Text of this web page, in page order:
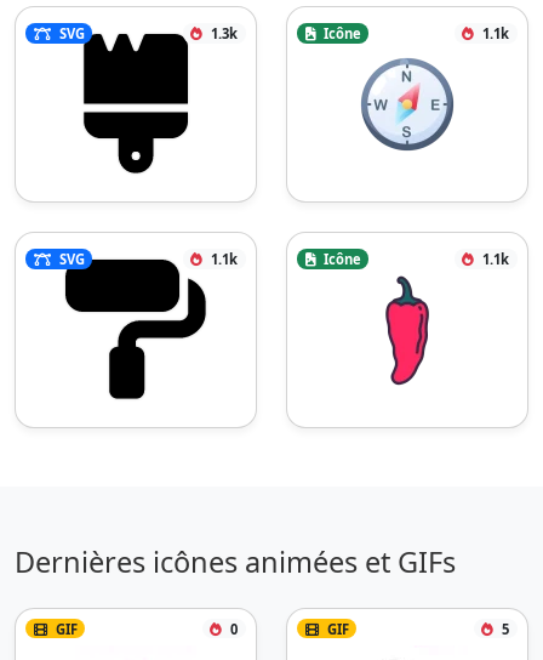
SVG 1.3k Icône 1.1k
SVG 1.1k Icône 1.1k
Dernières icônes animées et GIFs
GIF 0 GIF 5